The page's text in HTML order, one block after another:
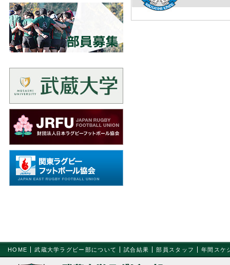
HOME 武蔵大学ラグビー部について 試合結果 部員スタッフ 年間スケ